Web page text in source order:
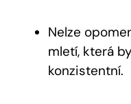
Nelze
mletí, která
konzistentní.